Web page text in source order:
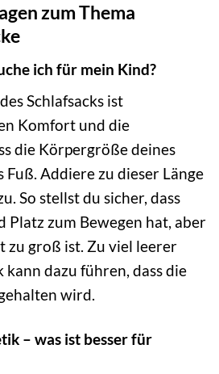
zum Thema
ich für mein Kind?
des Schlafsacks ist
Komfort und die
die Körpergröße deines
Fuß. Addiere zu dieser Länge
So stellst du sicher, dass
Platz zum Bewegen hat, aber
zu groß ist. Zu viel leerer
kann dazu führen, dass die
wird.
– was ist besser für